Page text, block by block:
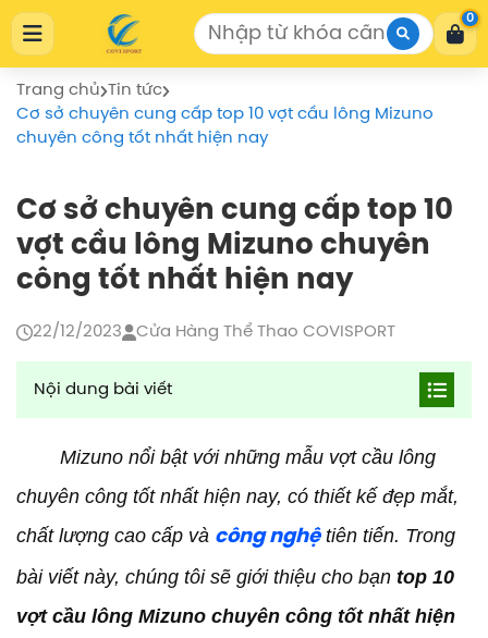
Cửa Hàng Thể Thao COVISPORT
Cửa Hàng Thể Thao COVISPORT
0772155559
https://covisport.com/
0
Trang chủ Tin tức
Cơ sở chuyên cung cấp top 10 vợt cầu lông Mizuno
chuyên công tốt nhất hiện nay
Cơ sở chuyên cung cấp top 10
vợt cầu lông Mizuno chuyên
công tốt nhất hiện nay
22/12/2023 Cửa Hàng Thể Thao COVISPORT
Nội dung bài viết
công tốt nhất hiện nay
Đặc điểm của top 10 vợt cầu lông Mizuno chuyên
công tốt nhất hiện nay
Vợt chuyên dụng trong top 10 vợt cầu lông
Mizuno chuyên công tốt nhất hiện nay mà
COVISPORT
Báo giá những cây vợt thuộc top 10 vợt cầu lông
Mizuno nổi bật với những mẫu vợt cầu lông
chuyên công tốt nhất hiện nay, có thiết kế đẹp mắt,
chất lượng cao cấp và công nghệtiên tiến. Trong
bài viết này, chúng tôi sẽ giới thiệu cho bạn top 10
vợt cầu lông Mizuno chuyên công tốt nhất hiện